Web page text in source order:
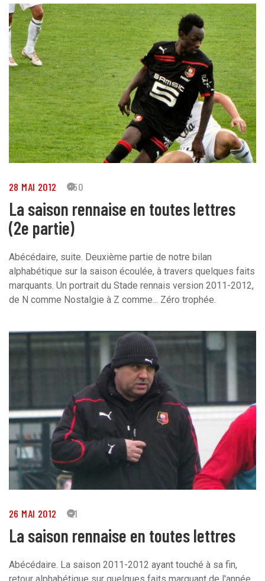
28 MAI 2012 150
La saison rennaise en toutes lettres
(2e partie)
Abécédaire, suite. Deuxième partie de notre bilan
alphabétique sur la saison écoulée, à travers quelques faits
marquants. Un portrait du Stade rennais version 2011-2012,
de N comme Nostalgie à Z comme... Zéro trophée.
26 MAI 2012 21
La saison rennaise en toutes lettres
Abécédaire. La saison 2011-2012 ayant touché à sa fin,